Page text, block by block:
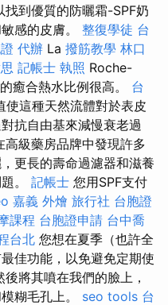
到優質的防曬霜-SPF奶
感的皮膚。 整復學徒 台
代辦 La 撥筋教學 林口
記帳士 執照 Roche-
癒合熱水比例很高。 台
這種天然流體對於表皮
抗自由基來減慢衰老過
級藥房品牌中發現許多
更長的壽命過濾器和滋養
。 記帳士 您用SPF支付
嘉義 外燴 旅行社 台胞證
課程 台胞證申請 台中喬
台北 您想在夏季（也許全
佳功能，以免避免定期使
將其噴在我們的臉上，
糊毛孔上。 seo tools 台